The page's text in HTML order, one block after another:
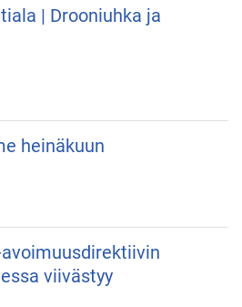
| Drooniuhka ja
heinäkuun
viivästyy